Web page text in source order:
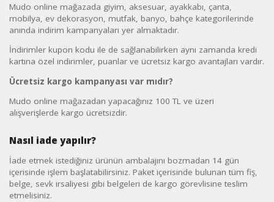
Mudo online mağazada giyim, aksesuar, ayakkabı, çanta,
mobilya, ev dekorasyon, mutfak, banyo, bahçe kategorilerinde
anında indirim kampanyaları yer almaktadır.
İndirimler kupon kodu ile de sağlanabilirken aynı zamanda kredi
kartına özel indirimler, puanlar ve ücretsiz kargo avantajları vardır.
Ücretsiz kargo kampanyası var mıdır?
Mudo online mağazadan yapacağınız 100 TL ve üzeri
alışverişlerde kargo ücretsizdir.
Nasıl iade yapılır?
İade etmek istediğiniz ürünün ambalajını bozmadan 14 gün
içerisinde işlem başlatabilirsiniz. Paket içerisinde bulunan tüm fiş,
belge, sevk irsaliyesi gibi belgeleri de kargo görevlisine teslim
etmelisiniz.